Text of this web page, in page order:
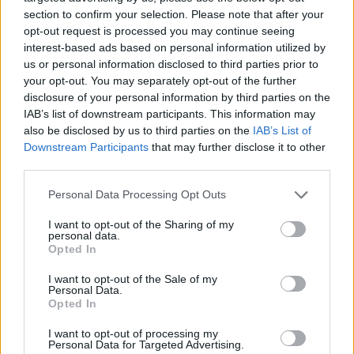
section to confirm your selection. Please note that after your
opt-out request is processed you may continue seeing
interest-based ads based on personal information utilized by
us or personal information disclosed to third parties prior to
your opt-out. You may separately opt-out of the further
disclosure of your personal information by third parties on the
IAB’s list of downstream participants. This information may
also be disclosed by us to third parties on the IAB’s List of
Downstream Participants that may further disclose it to other
Personal Data Processing Opt Outs
I want to opt-out of the Sharing of my
personal data.
Opted In
I want to opt-out of the Sale of my
Personal Data.
Opted In
I want to opt-out of processing my
Personal Data for Targeted Advertising.
Futbol femení
La selecció femenina suïssa de Rafel
Navarro es consolida al primer lloc del seu
grup
abril 24, 2026
DEIXA UNA RESPOSTA